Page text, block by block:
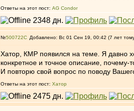
Ответы на этот пост: AG Condor
№500722 Добавлено: Вс 01 Сен 19, 00:42 (7 лет
Хатор, КМР появился на теме. Я давно
конкретное и точное описание, почему-
И повторю свой вопрос по поводу
Ответы на этот пост: Хатор